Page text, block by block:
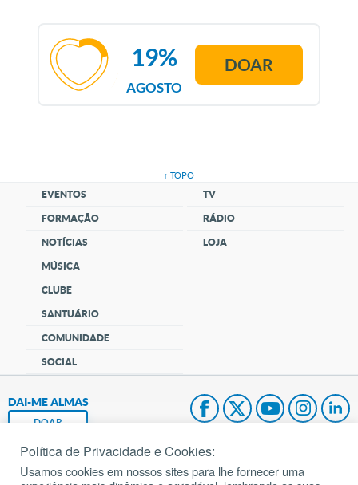
AGOSTO
19% DOAR
↑ TOPO
EVENTOS
FORMAÇÃO
NOTÍCIAS
MÚSICA
CLUBE
SANTUÁRIO
COMUNIDADE
SOCIAL
TV
RÁDIO
LOJA
DAI-ME ALMAS
DOAR
Fundação João Paulo II
Política de Privacidade e Cookies:
Usamos cookies em nossos sites para lhe fornecer uma